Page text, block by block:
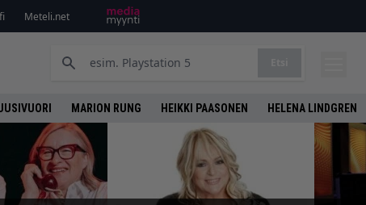
Meteli.net
MARION RUNG HEIKKI PAASONEN HELENA LINDGREN